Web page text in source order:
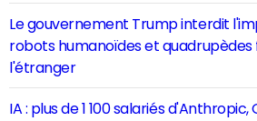
Le gouvernement Trump interdit
robots humanoïdes et quadrupèdes
l'étranger
IA : plus de 1 100 salariés